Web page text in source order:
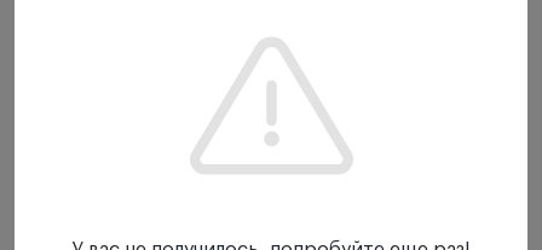
Отсутствие проводов
Li-ion технология. Емкость аккумулятора
увеличена втрое по сравнению с NiCd
аналогами и вдвое - по сравнению с обычными
Li-ion аккумуляторами. Отсутствие "эффекта
Зарядка занимает минимум времени - всего 2